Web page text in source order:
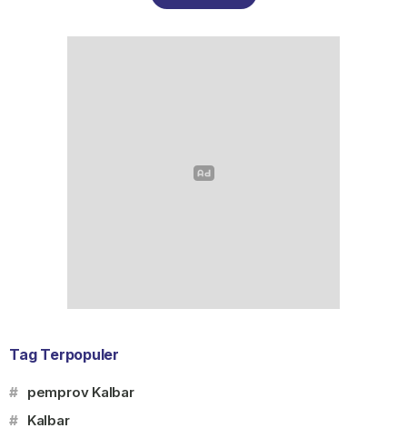
Tag Terpopuler
# pemprov Kalbar
# Kalbar